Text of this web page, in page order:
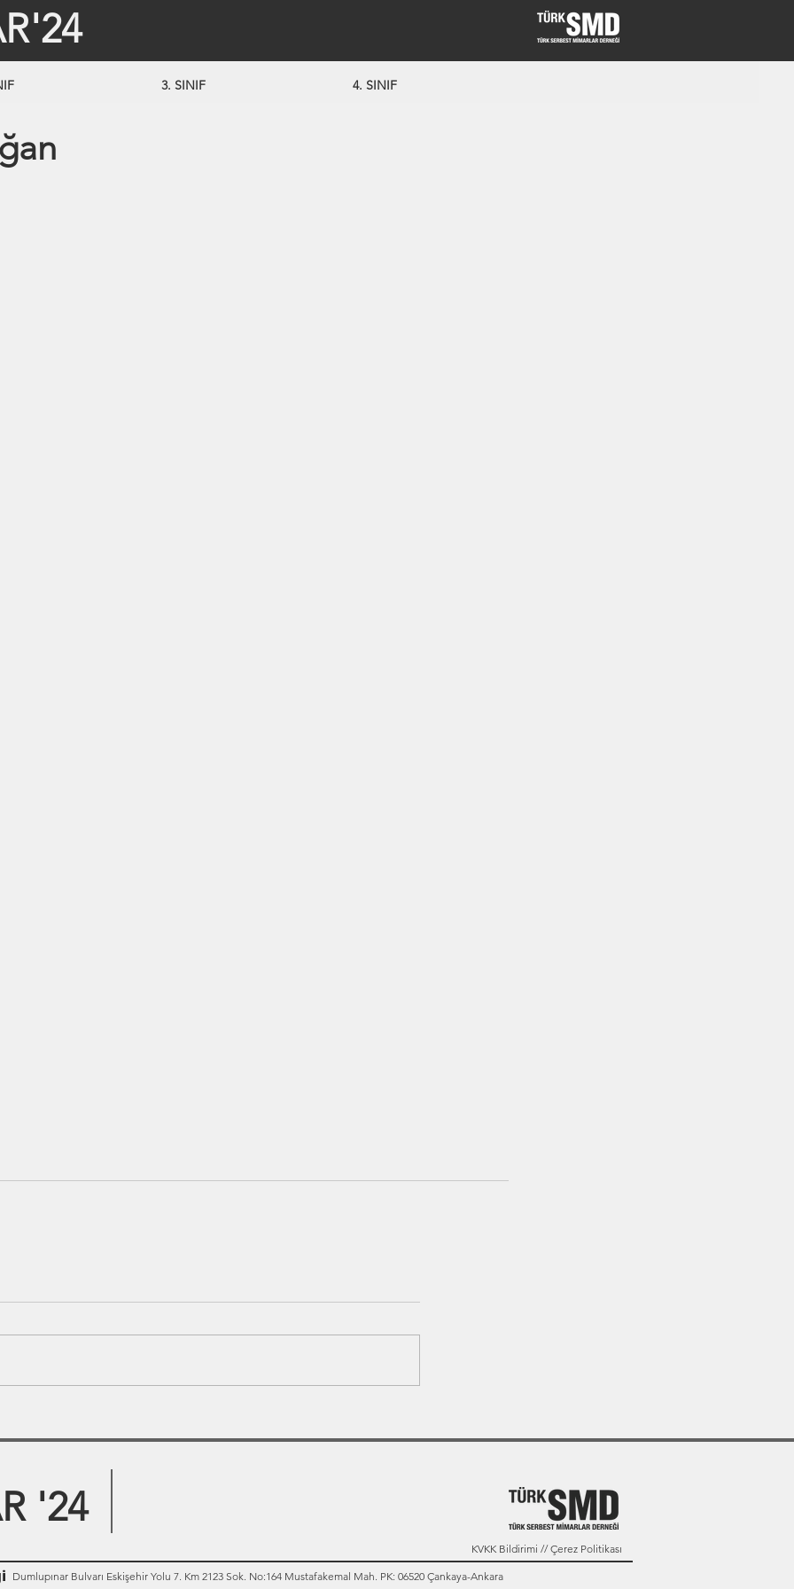
3. SINIF 4. SINIF
'24
KVKK Bildirimi // Çerez Politikası
Dumlupınar Bulvarı Eskişehir Yolu 7. Km 2123 Sok. No:164 Mustafakemal Mah. PK: 06520 Çankaya-Ankara